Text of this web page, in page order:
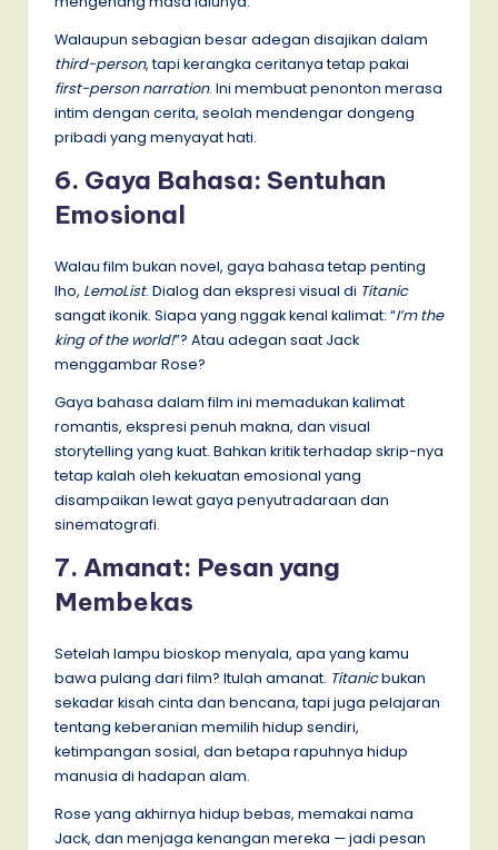
Walaupun sebagian besar adegan disajikan dalam
third-person, tapi kerangka ceritanya tetap pakai
first-person narration. Ini membuat penonton merasa
intim dengan cerita, seolah mendengar dongeng
pribadi yang menyayat hati.
6. Gaya Bahasa: Sentuhan
Emosional
Walau film bukan novel, gaya bahasa tetap penting
lho, LemoList. Dialog dan ekspresi visual di Titanic
sangat ikonik. Siapa yang nggak kenal kalimat: “I’m the
king of the world!”? Atau adegan saat Jack
menggambar Rose?
Gaya bahasa dalam film ini memadukan kalimat
romantis, ekspresi penuh makna, dan visual
storytelling yang kuat. Bahkan kritik terhadap skrip-nya
tetap kalah oleh kekuatan emosional yang
disampaikan lewat gaya penyutradaraan dan
sinematografi.
7. Amanat: Pesan yang
Membekas
Setelah lampu bioskop menyala, apa yang kamu
bawa pulang dari film? Itulah amanat. Titanicbukan
sekadar kisah cinta dan bencana, tapi juga pelajaran
tentang keberanian memilih hidup sendiri,
ketimpangan sosial, dan betapa rapuhnya hidup
manusia di hadapan alam.
Rose yang akhirnya hidup bebas, memakai nama
Jack, dan menjaga kenangan mereka — jadi pesan